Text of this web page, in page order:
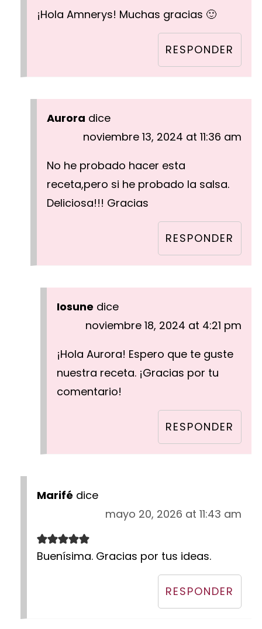
¡Hola Amnerys! Muchas gracias 🙂
RESPONDER
Aurora dice
noviembre 13, 2024 at 11:36 am
No he probado hacer esta
receta,pero si he probado la salsa.
Deliciosa!!! Gracias
RESPONDER
Iosune dice
noviembre 18, 2024 at 4:21 pm
¡Hola Aurora! Espero que te guste
nuestra receta. ¡Gracias por tu
comentario!
RESPONDER
Marifé dice
mayo 20, 2026 at 11:43 am
Buenísima. Gracias por tus ideas.
RESPONDER